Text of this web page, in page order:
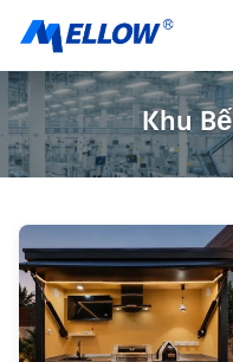
Khu